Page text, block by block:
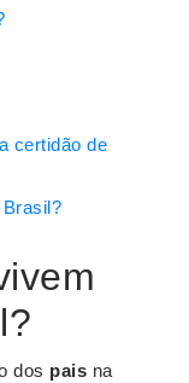
certidão de
dos pais na